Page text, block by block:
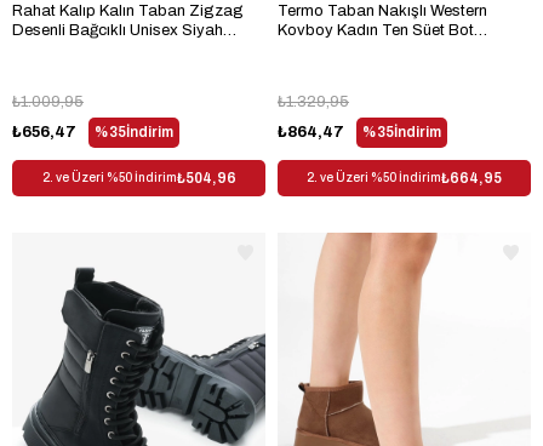
Rahat Kalıp Kalın Taban Zigzag
Desenli Bağcıklı Unisex Siyah
%35İndirim
₺656,47
₺1.009,95
2. ve Üzeri %50 İndirim₺504,96
Termo Taban Nakışlı Western
Kovboy Kadın Ten Süet Bot
%35İndirim
₺864,47
₺1.329,95
2. ve Üzeri %50 İndirim₺664,95